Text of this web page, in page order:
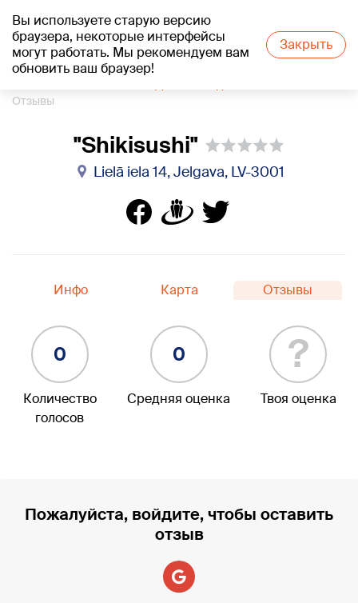
Вы используете старую версию
браузера, некоторые интерфейсы
могут работать. Мы рекомендуем вам
обновить ваш браузер!
Закрыть
+18°C
Отзывы
"Shikisushi"
Lielā iela 14, Jelgava, LV-3001
Инфо Карта Отзывы
0
Количество
голосов
0
Средняя оценка
?
Твоя оценка
Пожалуйста, войдите, чтобы оставить
отзыв